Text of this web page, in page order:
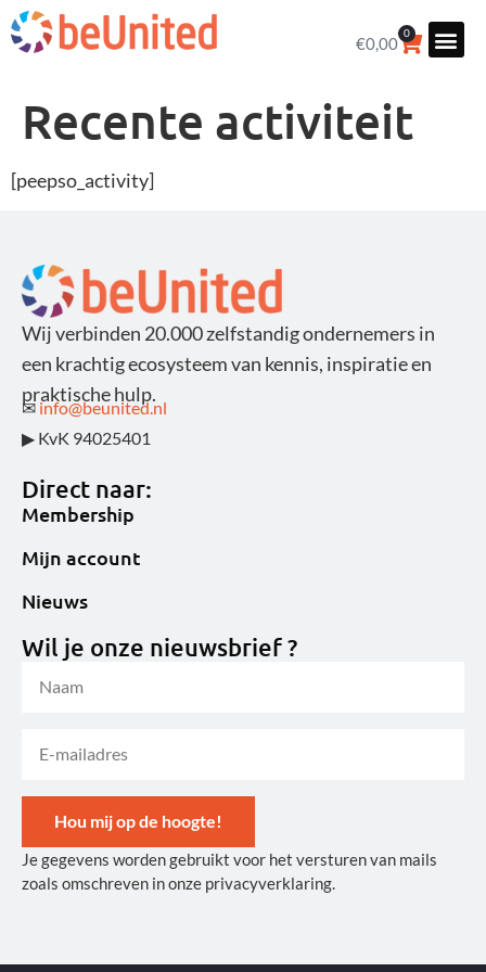
€0,00
0
Recente activiteit
[peepso_activity]
Wij verbinden 20.000 zelfstandig ondernemers in
een krachtig ecosysteem van kennis, inspiratie en
praktische hulp.
✉ info@beunited.nl
▶ KvK 94025401
Direct naar:
Membership
Mijn account
Nieuws
Wil je onze nieuwsbrief ?
Hou mij op de hoogte!
Alternative:
Je gegevens worden gebruikt voor het versturen van mails
zoals omschreven in onze privacyverklaring.